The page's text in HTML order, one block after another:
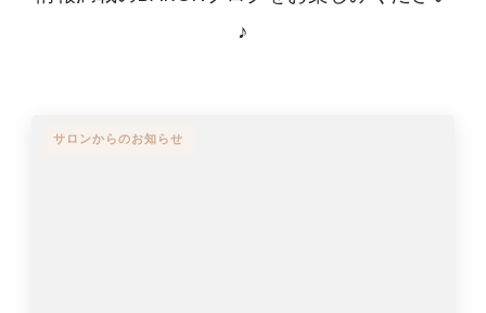
♪
サロンからのお知らせ